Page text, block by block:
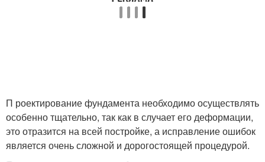
П роектирование фундамента необходимо осуществлять
особенно тщательно, так как в случает его деформации,
это отразится на всей постройке, а исправление ошибок
является очень сложной и дорогостоящей процедурой.